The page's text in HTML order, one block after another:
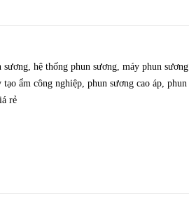
sương, hệ thống phun sương, máy phun sương
tạo ẩm công nghiệp, phun sương cao áp, phun
rẻ